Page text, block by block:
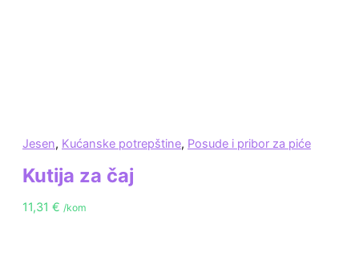
Jesen, Kućanske potrepštine, Posude i pribor za piće
Kutija za čaj
11,31 € /kom